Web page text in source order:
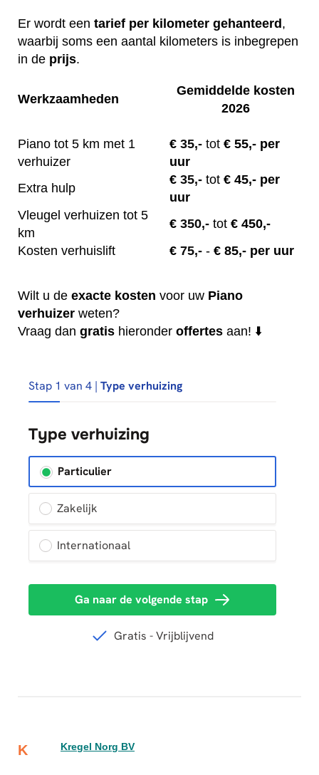
Er wordt een tarief per kilometer gehanteerd ,
waarbij soms een aantal kilometers is inbegrepen
in de prijs.
Werkzaamheden
Gemiddelde kosten
2026
Piano tot 5 km met 1
verhuizer
€ 35,- tot € 55,- per
uur
Extra hulp
€ 35,- tot € 45,- per
uur
Vleugel verhuizen tot 5
km
€ 350,- tot € 450,-
Kosten verhuislift
€ 75,- - € 85,- per uur
Wilt u de exacte kosten voor uw Piano
verhuizer weten?
Vraag dan gratis hieronder offertes aan! ⬇️
K Kregel Norg BV